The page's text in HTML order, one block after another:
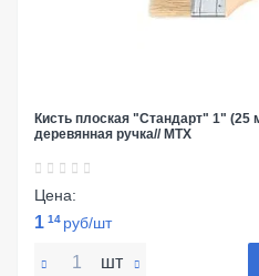
Кисть плоская "Стандарт" 1" (25
деревянная ручка// MTX
Цена:
1 14 руб/шт
шт